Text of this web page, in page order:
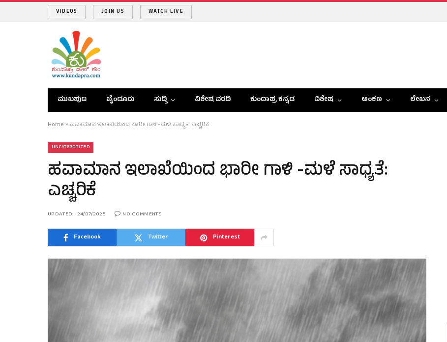
VIDEOS JOIN US WATCH LIVE
ಮುಖಪುಟ ಬೈಂದೂರು ಸುದ್ದಿ ವಿಶೇಷ ವರದಿ ಕುಂದಾಪ್ರ ಕನ್ನಡ ವಿಶೇಷ ಅಂಕಣ ಲೇಖನ
Home » ಹವಾಮಾನ ಇಲಾಖೆಯಿಂದ ಭಾರೀ ಗಾಳಿ -ಮಳೆ ಸಾಧ್ಯತೆ: ಎಚ್ಚರಿಕೆ
UNCATEGORIZED
ಹವಾಮಾನ ಇಲಾಖೆಯಿಂದ ಭಾರೀ ಗಾಳಿ -ಮಳೆ ಸಾಧ್ಯತೆ:
ಎಚ್ಚರಿಕೆ
UPDATED: 24/07/2025 NO COMMENTS
Facebook Twitter Pinterest